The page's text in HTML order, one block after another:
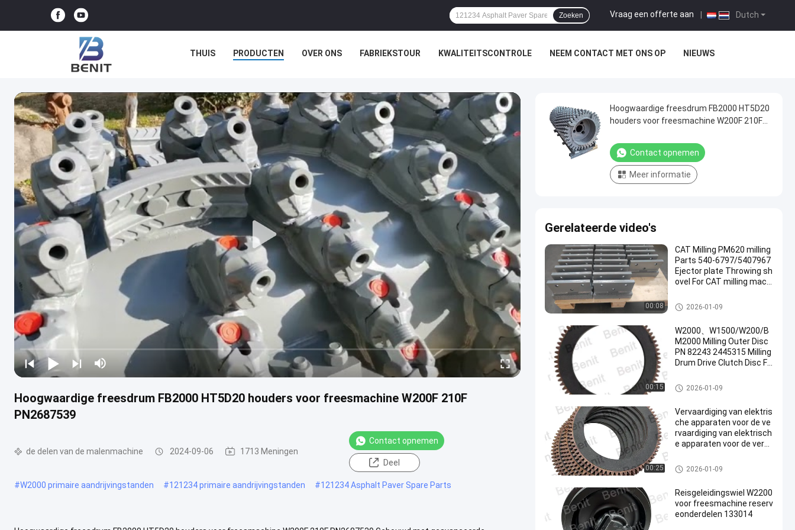
Dutch
Vraag een offerte aan
Zoeken
THUIS PRODUCTEN OVER ONS FABRIEKSTOUR KWALITEITSCONTROLE NEEM CONTACT MET ONS OP NIEUWS
Hoogwaardige freesdrum FB2000 HT5D20 houders voor freesmachine W200F 210F
PN2687539
de delen van de malenmachine 2024-09-06 1713 Meningen
Contact opnemen
Deel
#W2000 primaire aandrijvingstanden #121234 primaire aandrijvingstanden #121234 Asphalt Paver Spare Parts
Hoogwaardige freesdrum FB2000 HT5D20
houders voor freesmachine W200F 210F
Contact opnemen
Meer informatie
Gerelateerde video's
00:08
CAT Milling PM620 milling
Parts 540-6797/5407967
Ejector plate Throwing sh
ovel For CAT milling machi
de delen van de malenmachin
e
2026-01-09
00:15
W2000、W1500/W200/B
M2000 Milling Outer Disc
PN 82243 2445315 Milling
Drum Drive Clutch Disc Fo
GN MILLING
de delen van de malenmachin
e
2026-01-09
00:25
Vervaardiging van elektris
che apparaten voor de ve
rvaardiging van elektrisch
e apparaten voor de verva
pparaten
de delen van de malenmachin
e
2026-01-09
Reisgeleidingswiel W2200
voor freesmachine reserv
eonderdelen 133014